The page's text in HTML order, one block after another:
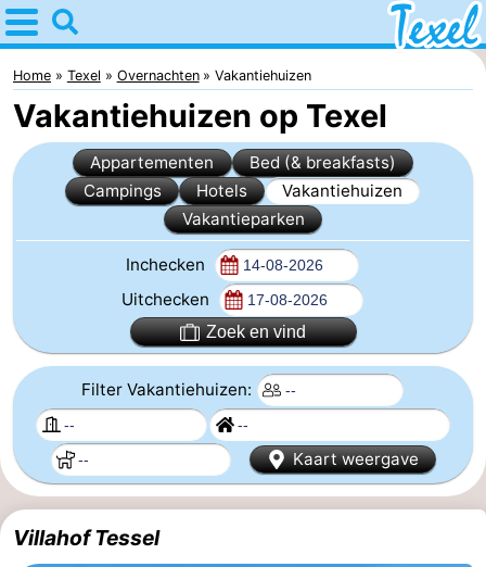
Home
Texel
Tips
Voor
Den
Burg
-
Den
Hoorn
Cocksdorp
De
Koog
-
Oudeschild
-
De
Home Texel Overnachten Vakantiehuizen
Vakantiehuizen op Texel
Appartementen
Bed (& breakfasts)
Campings
Hotels
Vakantiehuizen
Vakantieparken
Inchecken
Uitchecken
Zoek en vind
Filter Vakantiehuizen:
Kaart weergave
Villahof Tessel